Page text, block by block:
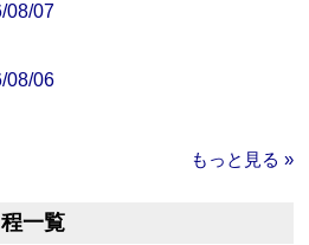
08/07
08/06
もっと見る »
一覧